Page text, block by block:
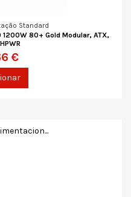
Standard
80+ Gold Modular, ATX,
€